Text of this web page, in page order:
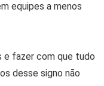
equipes a menos
e fazer com que tudo
desse signo não